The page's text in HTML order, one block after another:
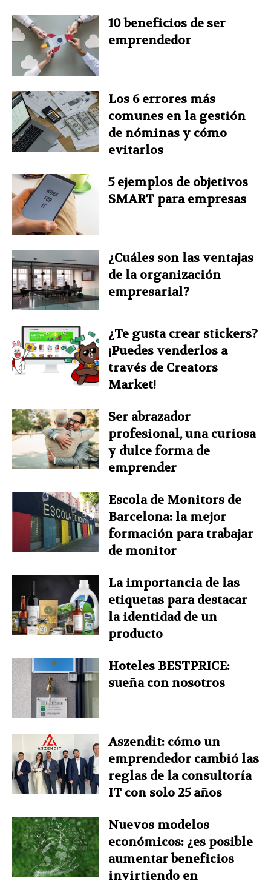
s
t
n
p
10 beneficios de ser
emprendedor
Los 6 errores más
comunes en la gestión
de nóminas y cómo
evitarlos
5 ejemplos de objetivos
SMART para empresas
¿Cuáles son las ventajas
de la organización
empresarial?
¿Te gusta crear stickers?
¡Puedes venderlos a
través de Creators
Market!
Ser abrazador
profesional, una curiosa
y dulce forma de
emprender
Escola de Monitors de
Barcelona: la mejor
formación para trabajar
de monitor
La importancia de las
etiquetas para destacar
la identidad de un
producto
Hoteles BESTPRICE:
sueña con nosotros
Aszendit: cómo un
emprendedor cambió las
reglas de la consultoría
IT con solo 25 años
Nuevos modelos
económicos: ¿es posible
aumentar beneficios
invirtiendo en